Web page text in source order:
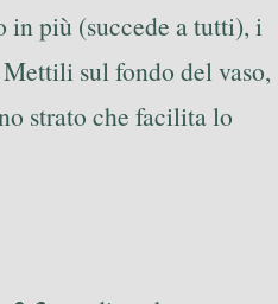
in più (succede a tutti), i
sul fondo del vaso,
strato che facilita lo